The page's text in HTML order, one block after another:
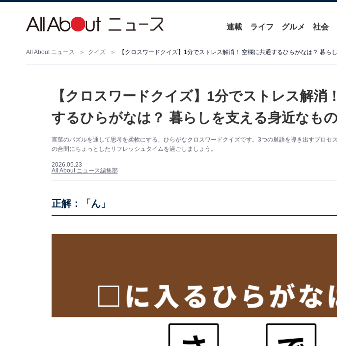
連載 ライフ グルメ 社会
All About ニュース クイズ
【クロスワードクイズ】1分でストレス解消
するひらがなは？ 暮らしを支える身近なも
言葉のパズルを通して思考を柔軟にする、ひらがなクロスワードクイズです。3つの単語を導き出すプロセ
の合間にちょっとしたリフレッシュタイムを過ごしましょう。
2026.05.23
All About ニュース編集部
正解： 「ん」